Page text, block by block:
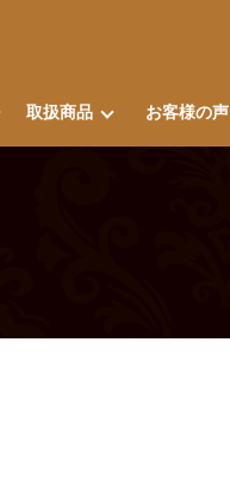
取扱商品 お客様の声